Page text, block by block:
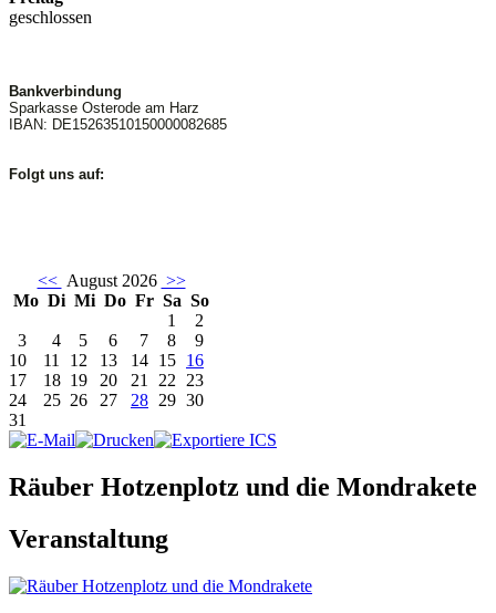
geschlossen
Bankverbindung
Sparkasse Osterode am Harz
IBAN: DE15263510150000082685
Folgt uns auf:
<< August 2026 >>
Mo Di Mi Do Fr Sa So
1
2
3
4 5 6 7 8
9
10
11 12 13 14 15 16
17
18 19 20 21 22 23
24
25 26 27 28 29 30
31
Räuber Hotzenplotz und die Mondrakete
Veranstaltung